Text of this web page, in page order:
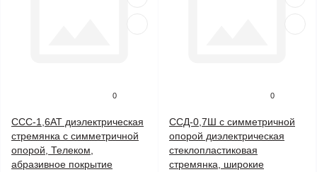
0
ССС-1,6АТ диэлектрическая
стремянка с симметричной
опорой, Телеком,
абразивное покрытие
0
ССД-0,7Ш с симметричной
опорой диэлектрическая
стеклопластиковая
стремянка, широкие